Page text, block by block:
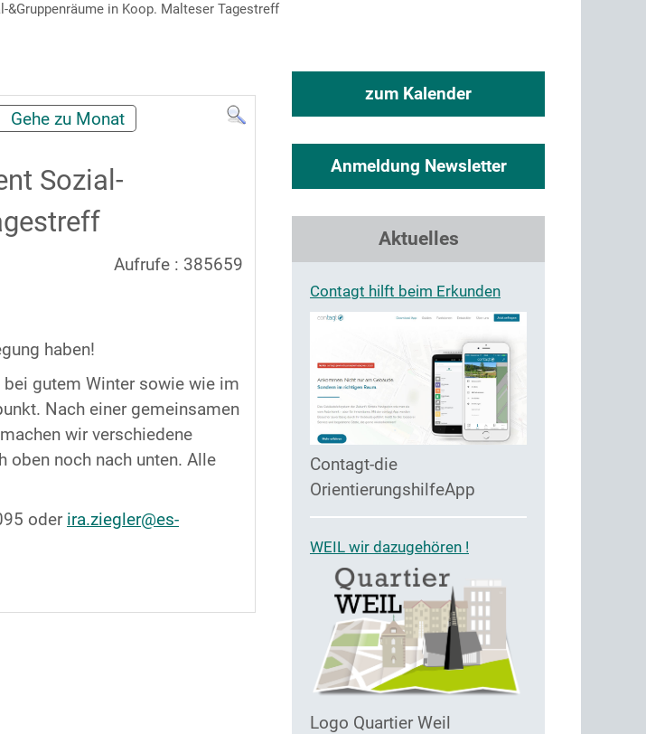
&Gruppenräume in Koop. Malteser Tagestreff
Gehe zu Monat
Sozial-
Aufrufe : 385659
haben!
gutem Winter sowie wie im
Nach einer gemeinsamen
wir verschiedene
oben noch nach unten. Alle
oder ira.ziegler@es-
zum Kalender
Anmeldung Newsletter
Aktuelles
Contagt hilft beim Erkunden
Contagt-die
OrientierungshilfeApp
WEIL wir dazugehören !
Logo Quartier Weil